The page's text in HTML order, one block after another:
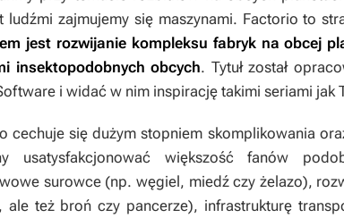
ludźmi zajmujemy się maszynami. Factorio to
jest rozwijanie kompleksu fabryk na obcej
insektopodobnych obcych. Tytuł został
i widać w nim inspirację takimi seriami jak
cechuje się dużym stopniem skomplikowania
usatysfakcjonować większość fanów
surowce (np. węgiel, miedź czy żelazo),
ale też broń czy pancerze), infrastrukturę